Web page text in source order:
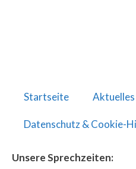
Startseite
Datenschutz & Cookie-
Unsere Sprechzeiten: